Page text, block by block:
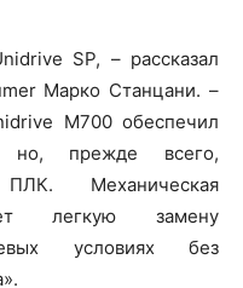
SP, – рассказал
Марко Станцани. –
M700 обеспечил
но, прежде всего,
Механическая
легкую замену
условиях без